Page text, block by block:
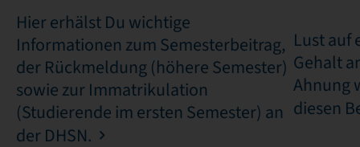
Hier erhälst Du wichtige
Informationen zum Semesterbeitrag,
der Rückmeldung (höhere Semester)
sowie zur Immatrikulation
(Studierende im ersten Semester) an
der DHSN.
Lust auf
Gehalt
Ahnung
diesen